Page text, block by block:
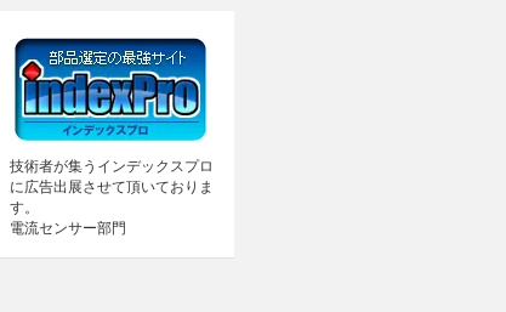
技術者が集うインデックスプロ
に広告出展させて頂いておりま
す。
電流センサー部門